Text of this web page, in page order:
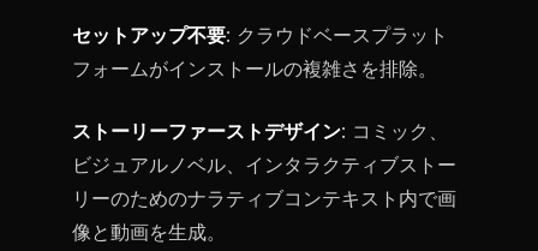
セットアップ不要: クラウドベースプラット
フォームがインストールの複雑さを排除。
ストーリーファーストデザイン: コミック、
ビジュアルノベル、インタラクティブストー
リーのためのナラティブコンテキスト内で画
像と動画を生成。